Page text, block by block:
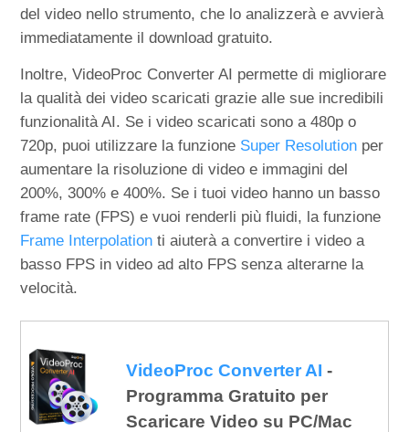
del video nello strumento, che lo analizzerà e avvierà
immediatamente il download gratuito.
Inoltre, VideoProc Converter AI permette di migliorare
la qualità dei video scaricati grazie alle sue incredibili
funzionalità AI. Se i video scaricati sono a 480p o
720p, puoi utilizzare la funzione Super Resolution per
aumentare la risoluzione di video e immagini del
200%, 300% e 400%. Se i tuoi video hanno un basso
frame rate (FPS) e vuoi renderli più fluidi, la funzione
Frame Interpolation ti aiuterà a convertire i video a
basso FPS in video ad alto FPS senza alterarne la
velocità.
VideoProc Converter AI -
Programma Gratuito per
Scaricare Video su PC/Mac